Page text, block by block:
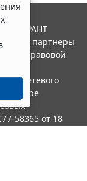
ГАРАНТ
и ее партнеры
правовой
сетевого
в сфере
58365 от 18